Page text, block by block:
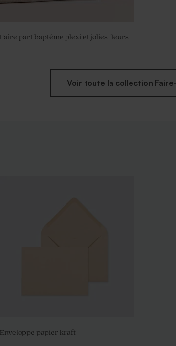
Faire part baptême plexi et jolies fleurs
Voir toute la collection
Enveloppe papier kraft